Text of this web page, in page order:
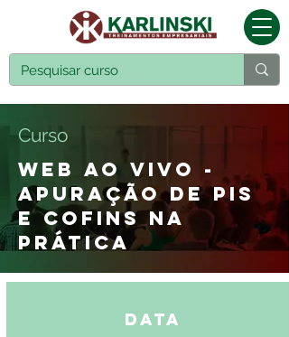
Curso
WEB AO VIVO -
APURAÇÃO DE PIS
E COFINS NA
PRÁTICA
Data